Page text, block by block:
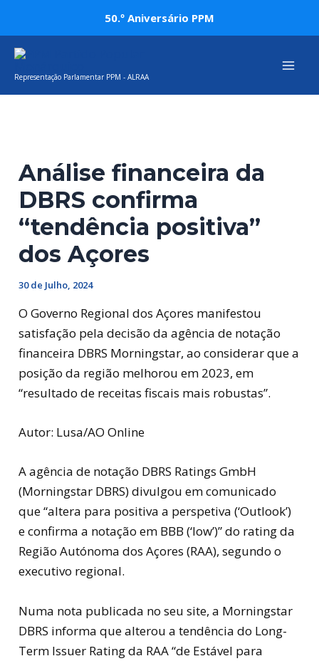
content
50.º Aniversário PPM
Representação Parlamentar PPM - ALRAA
Análise financeira da
DBRS confirma
“tendência positiva”
dos Açores
30 de Julho, 2024
O Governo Regional dos Açores manifestou
satisfação pela decisão da agência de notação
financeira DBRS Morningstar, ao considerar que a
posição da região melhorou em 2023, em
“resultado de receitas fiscais mais robustas”.
Autor: Lusa/AO Online
A agência de notação DBRS Ratings GmbH
(Morningstar DBRS) divulgou em comunicado
que “altera para positiva a perspetiva (‘Outlook’)
e confirma a notação em BBB (‘low’)” do rating da
Região Autónoma dos Açores (RAA), segundo o
executivo regional.
Numa nota publicada no seu site, a Morningstar
DBRS informa que alterou a tendência do Long-
Term Issuer Rating da RAA “de Estável para